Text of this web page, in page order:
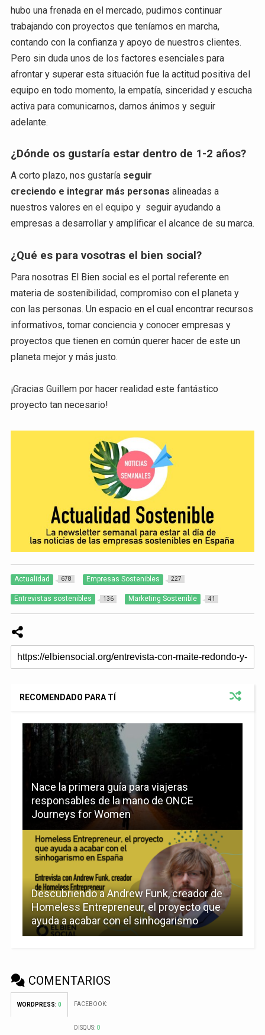
hubo una frenada en el mercado, pudimos continuar
trabajando con proyectos que teníamos en marcha,
contando con la confianza y apoyo de nuestros clientes.
Pero sin duda unos de los factores esenciales para
afrontar y superar esta situación fue la actitud positiva del
equipo en todo momento, la empatía, sinceridad y escucha
activa para comunicarnos, darnos ánimos y seguir
adelante.
¿Dónde os gustaría estar dentro de 1-2 años?
A corto plazo, nos gustaría seguir
creciendo e integrar más personas alineadas a
nuestros valores en el equipo y seguir ayudando a
empresas a desarrollar y amplificar el alcance de su marca.
¿Qué es para vosotras el bien social?
Para nosotras El Bien social es el portal referente en
materia de sostenibilidad, compromiso con el planeta y
con las personas. Un espacio en el cual encontrar recursos
informativos, tomar conciencia y conocer empresas y
proyectos que tienen en común querer hacer de este un
planeta mejor y más justo.
¡Gracias Guillem por hacer realidad este fantástico
proyecto tan necesario!
Actualidad 678 Empresas Sostenibles 227
Entrevistas sostenibles 136 Marketing Sostenible 41
RECOMENDADO PARA TÍ
Nace la primera guía para viajeras
responsables de la mano de ONCE
Journeys for Women
Descubriendo a Andrew Funk, creador de
Homeless Entrepreneur, el proyecto que
ayuda a acabar con el sinhogarismo
COMENTARIOS
WORDPRESS: 0 FACEBOOK:
DISQUS: 0